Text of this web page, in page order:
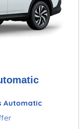
Automatic